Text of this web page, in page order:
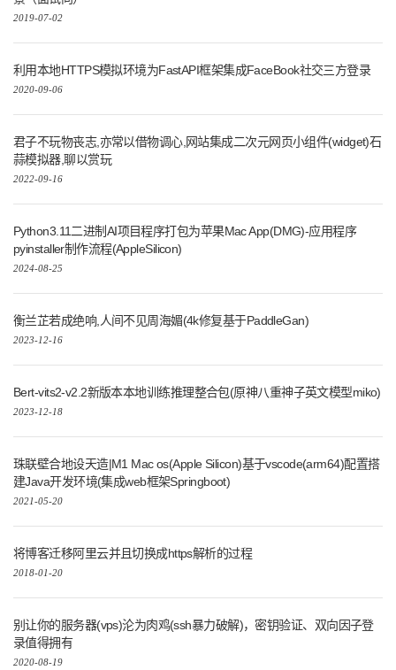
2019-07-02
利用本地HTTPS模拟环境为FastAPI框架集成FaceBook社交三方登录
2020-09-06
君子不玩物丧志,亦常以借物调心,网站集成二次元网页小组件(widget)石
蒜模拟器,聊以赏玩
2022-09-16
Python3.11二进制AI项目程序打包为苹果Mac App(DMG)-应用程序
pyinstaller制作流程(AppleSilicon)
2024-08-25
衡兰芷若成绝响,人间不见周海媚(4k修复基于PaddleGan)
2023-12-16
Bert-vits2-v2.2新版本本地训练推理整合包(原神八重神子英文模型miko)
2023-12-18
珠联壁合地设天造|M1 Mac os(Apple Silicon)基于vscode(arm64)配置搭
建Java开发环境(集成web框架Springboot)
2021-05-20
将博客迁移阿里云并且切换成https解析的过程
2018-01-20
别让你的服务器(vps)沦为肉鸡(ssh暴力破解)，密钥验证、双向因子登
录值得拥有
2020-08-19